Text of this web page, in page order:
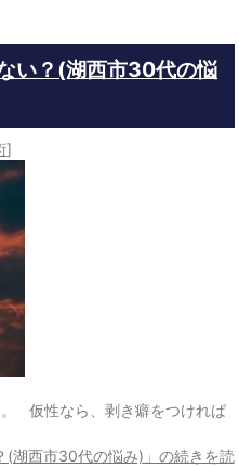
い？(湖西市30代の悩
]
仮性なら、剥き癖をつければ
(湖西市30代の悩み)」の続きを読